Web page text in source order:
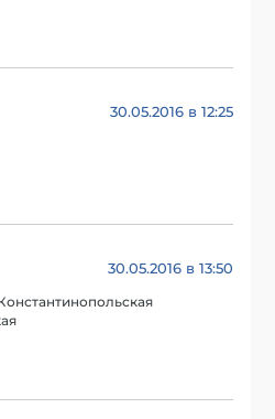
30.05.2016 в 12:25
30.05.2016 в 13:50